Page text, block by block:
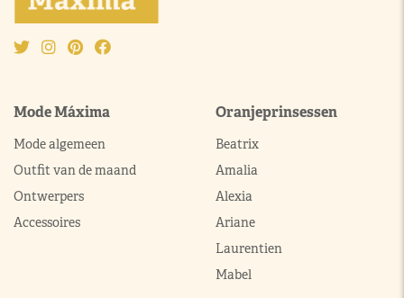
Mode Máxima
Mode algemeen
Outfit van de maand
Ontwerpers
Accessoires
Oranjeprinsessen
Beatrix
Amalia
Alexia
Ariane
Laurentien
Mabel